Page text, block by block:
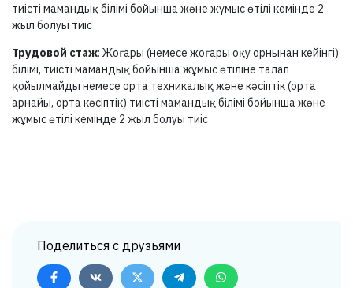
тиісті мамандық білімі бойынша және жұмыс өтілі кемінде 2
жыл болуы тиіс
Трудовой стаж: Жоғары (немесе жоғары оқу орнынан кейінгі)
білімі, тиісті мамандық бойынша жұмыс өтіліне талап
қойылмайды немесе орта техникалық және кәсіптік (орта
арнайы, орта кәсіптік) тиісті мамандық білімі бойынша және
жұмыс өтілі кемінде 2 жыл болуы тиіс
Поделиться с друзьями